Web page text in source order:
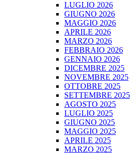
LUGLIO 2026
GIUGNO 2026
MAGGIO 2026
APRILE 2026
MARZO 2026
FEBBRAIO 2026
GENNAIO 2026
DICEMBRE 2025
NOVEMBRE 2025
OTTOBRE 2025
SETTEMBRE 2025
AGOSTO 2025
LUGLIO 2025
GIUGNO 2025
MAGGIO 2025
APRILE 2025
MARZO 2025